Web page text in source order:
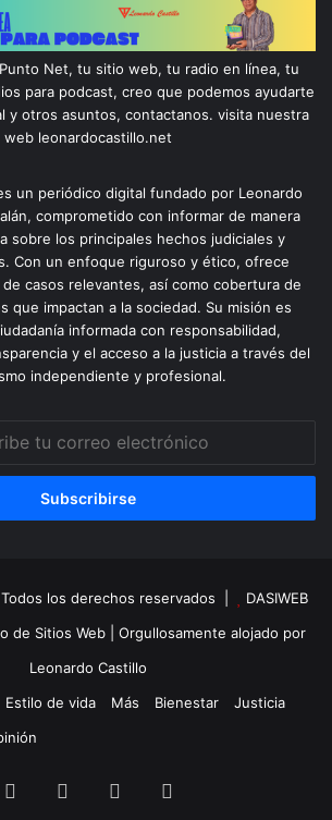
Net, tu sitio web, tu radio en línea, tu
para podcast, creo que podemos ayudarte
y otros asuntos, contactanos. visita nuestra
web leonardocastillo.net
un periódico digital fundado por Leonardo
comprometido con informar de manera
sobre los principales hechos judiciales y
Con un enfoque riguroso y ético, ofrece
casos relevantes, así como cobertura de
que impactan a la sociedad. Su misión es
informada con responsabilidad,
y el acceso a la justicia a través del
independiente y profesional.
los derechos reservados |
DASIWEB
de Sitios Web | Orgullosamente alojado por
Leonardo Castillo
Estilo de vida Más Bienestar
Justicia
Facebook YouTube